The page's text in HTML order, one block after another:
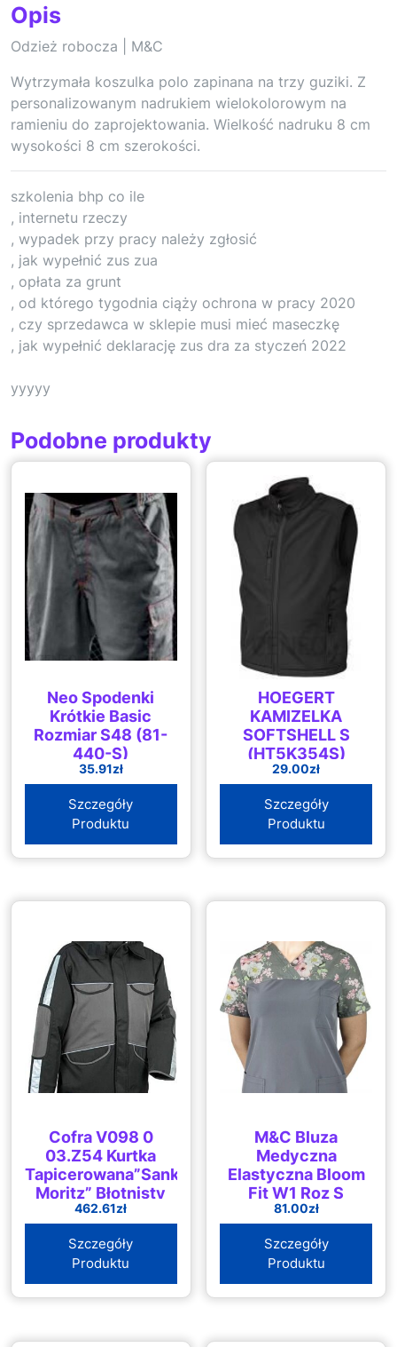
Opis
Odzież robocza | M&C
Wytrzymała koszulka polo zapinana na trzy guziki. Z
personalizowanym nadrukiem wielokolorowym na
ramieniu do zaprojektowania. Wielkość nadruku 8 cm
wysokości 8 cm szerokości.
szkolenia bhp co ile
, internetu rzeczy
, wypadek przy pracy należy zgłosić
, jak wypełnić zus zua
, opłata za grunt
, od którego tygodnia ciąży ochrona w pracy 2020
, czy sprzedawca w sklepie musi mieć maseczkę
, jak wypełnić deklarację zus dra za styczeń 2022
yyyyy
Podobne produkty
Neo Spodenki
Krótkie Basic
Rozmiar S48 (81-
440-S)
35.91zł
Szczegóły
Produktu
HOEGERT
KAMIZELKA
SOFTSHELL S
(HT5K354S)
29.00zł
Szczegóły
Produktu
Cofra V098 0
03.Z54 Kurtka
Tapicerowana”Sankt
Moritz” Błotnisty
Rozmiar 54
462.61zł
Szczegóły
Produktu
M&C Bluza
Medyczna
Elastyczna Bloom
Fit W1 Roz S
81.00zł
Szczegóły
Produktu